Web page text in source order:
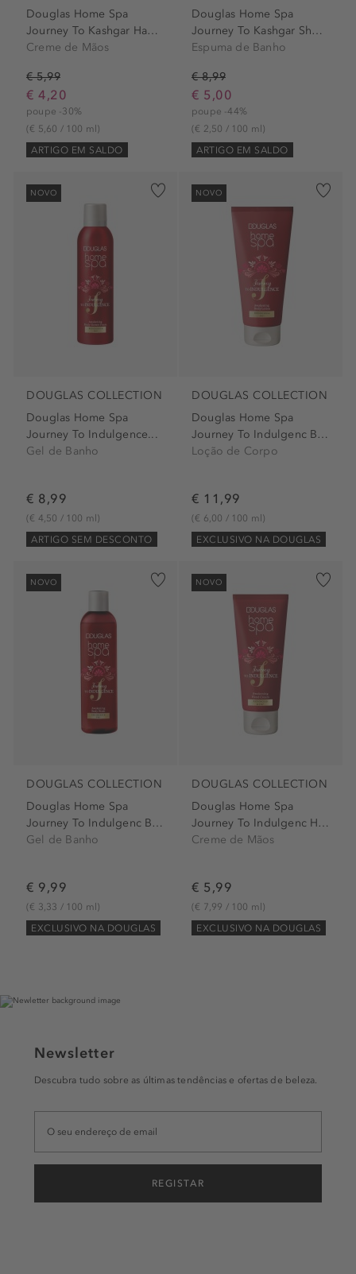
Douglas Home Spa
Journey To Kashgar Hand Cream
Creme de Mãos
€ 5,99
€ 4,20
poupe -30%
(€ 5,60 / 100 ml)
ARTIGO EM SALDO
Douglas Home Spa
Journey To Kashgar Shower Foam
Espuma de Banho
€ 8,99
€ 5,00
poupe -44%
(€ 2,50 / 100 ml)
ARTIGO EM SALDO
NOVO
DOUGLAS COLLECTION
Douglas Home Spa
Journey To Indulgence...
Gel de Banho
€ 8,99
(€ 4,50 / 100 ml)
ARTIGO SEM DESCONTO
NOVO
DOUGLAS COLLECTION
Douglas Home Spa
Journey To Indulgenc Body...
Loção de Corpo
€ 11,99
(€ 6,00 / 100 ml)
EXCLUSIVO NA DOUGLAS
NOVO
DOUGLAS COLLECTION
Douglas Home Spa
Journey To Indulgenc Body Wash
Gel de Banho
€ 9,99
(€ 3,33 / 100 ml)
EXCLUSIVO NA DOUGLAS
NOVO
DOUGLAS COLLECTION
Douglas Home Spa
Journey To Indulgenc Hand...
Creme de Mãos
€ 5,99
(€ 7,99 / 100 ml)
EXCLUSIVO NA DOUGLAS
Newsletter
Descubra tudo sobre as últimas tendências e ofertas de beleza.
REGISTAR